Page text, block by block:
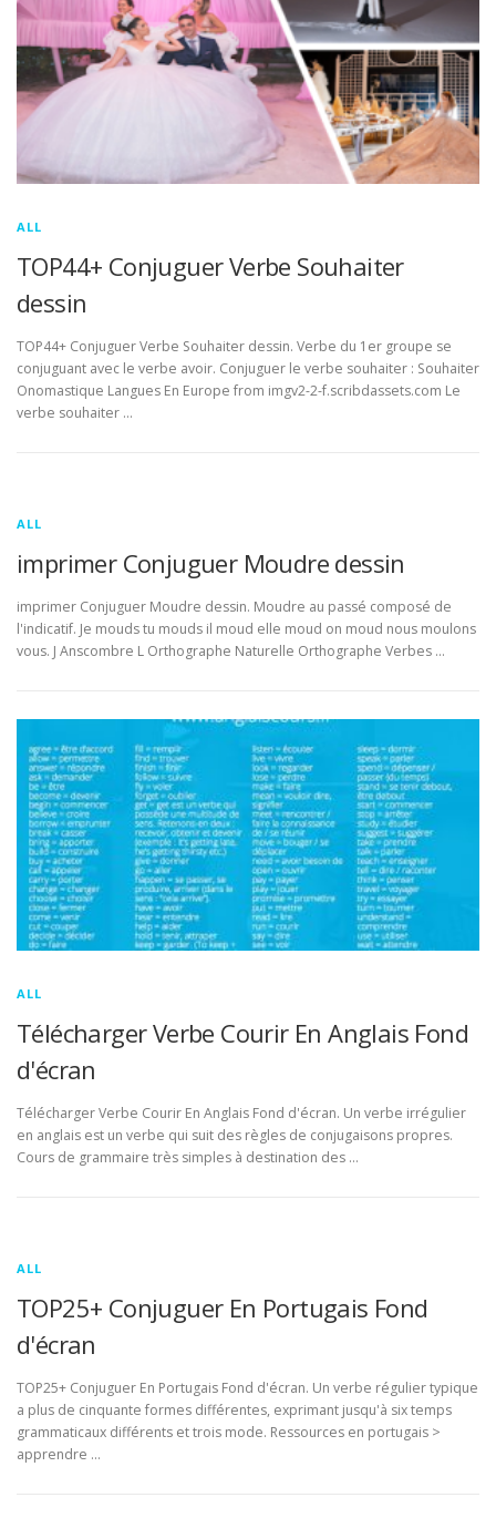
ALL
TOP44+ Conjuguer Verbe Souhaiter
dessin
TOP44+ Conjuguer Verbe Souhaiter dessin. Verbe du 1er groupe se
conjuguant avec le verbe avoir. Conjuguer le verbe souhaiter : Souhaiter
Onomastique Langues En Europe from imgv2-2-f.scribdassets.com Le
verbe souhaiter …
ALL
imprimer Conjuguer Moudre dessin
imprimer Conjuguer Moudre dessin. Moudre au passé composé de
l'indicatif. Je mouds tu mouds il moud elle moud on moud nous moulons
vous. J Anscombre L Orthographe Naturelle Orthographe Verbes …
ALL
Télécharger Verbe Courir En Anglais Fond
d'écran
Télécharger Verbe Courir En Anglais Fond d'écran. Un verbe irrégulier
en anglais est un verbe qui suit des règles de conjugaisons propres.
Cours de grammaire très simples à destination des …
ALL
TOP25+ Conjuguer En Portugais Fond
d'écran
TOP25+ Conjuguer En Portugais Fond d'écran. Un verbe régulier typique
a plus de cinquante formes différentes, exprimant jusqu'à six temps
grammaticaux différents et trois mode. Ressources en portugais >
apprendre …